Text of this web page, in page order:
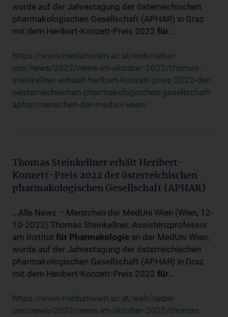
wurde auf der Jahrestagung der österreichischen
pharmakologischen Gesellschaft (APHAR) in Graz
mit dem Heribert-Konzett-Preis 2022 für...
https://www.meduniwien.ac.at/web/ueber-
uns/news/2022/news-im-oktober-2022/thomas-
steinkellner-erhaelt-heribert-konzett-preis-2022-der-
oesterreichischen-pharmakologischen-gesellschaft-
aphar/menschen-der-meduni-wien/
Thomas Steinkellner erhält Heribert-
Konzett-Preis 2022 der österreichischen
pharmakologischen Gesellschaft (APHAR)
...Alle News – Menschen der MedUni Wien (Wien, 12-
10-2022) Thomas Steinkellner, Assistenzprofessor
am Institut für Pharmakologie an der MedUni Wien,
wurde auf der Jahrestagung der österreichischen
pharmakologischen Gesellschaft (APHAR) in Graz
mit dem Heribert-Konzett-Preis 2022 für...
https://www.meduniwien.ac.at/web/ueber-
uns/news/2022/news-im-oktober-2022/thomas-